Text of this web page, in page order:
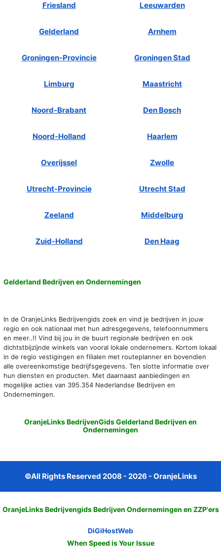
Friesland Leeuwarden
Gelderland Arnhem
Groningen-Provincie Groningen Stad
Limburg Maastricht
Noord-Brabant Den Bosch
Noord-Holland Haarlem
Overijssel Zwolle
Utrecht-Provincie Utrecht Stad
Zeeland Middelburg
Zuid-Holland Den Haag
Gelderland Bedrijven en Ondernemingen
In de OranjeLinks Bedrijvengids zoek en vind je bedrijven in jouw
regio en ook nationaal met hun adresgegevens, telefoonnummers
en meer..!! Vind bij jou in de buurt regionale bedrijven en ook
dichtstbijzijnde winkels van vooral lokale ondernemers. Kortom lokaal
in de regio vestigingen en filialen met routeplanner en bovendien
alle overeenkomstige bedrijfsgegevens. Ten slotte informatie over
hun diensten en producten. Met daarnaast aanbiedingen en
mogelijke acties van 395.354 Nederlandse Bedrijven en
Ondernemingen.
OranjeLinks BedrijvenGids Gelderland Bedrijven en
Ondernemingen
©All Rights Reserved 2008 - 2026 - OranjeLinks
OranjeLinks Bedrijvengids Bedrijven Ondernemingen en ZZP'ers
DiGiHostWeb
When Speed is Your Issue